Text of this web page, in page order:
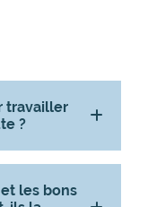
travailler
?
les bons